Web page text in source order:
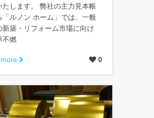
たします。 弊社の主力見本帳
「ルノン ホーム」では、一般
新築・リフォーム市場に向け
不燃
0